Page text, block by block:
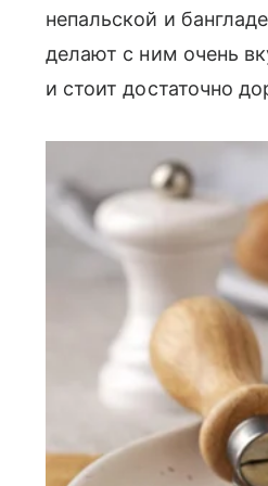
непальской и
делают с ним очень
и стоит достаточно